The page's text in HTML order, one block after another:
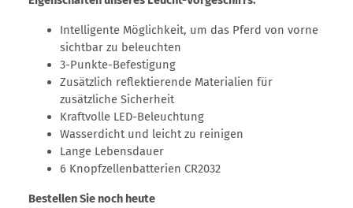
Intelligente Möglichkeit, um das Pferd von vorne
sichtbar zu beleuchten
3-Punkte-Befestigung
Zusätzlich reflektierende Materialien für
zusätzliche Sicherheit
Kraftvolle LED-Beleuchtung
Wasserdicht und leicht zu reinigen
Lange Lebensdauer
6 Knopfzellenbatterien CR2032
Bestellen Sie noch heute